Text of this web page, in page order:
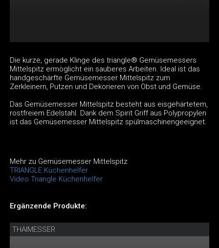
Die kurze, gerade Klinge des triangle® Gemüsemessers
Mittelspitz ermöglicht ein sauberes Arbeiten. Ideal ist das
handgeschärfte Gemüsemesser Mittelspitz zum
Zerkleinern, Putzen und Dekorieren von Obst und Gemüse.
Das Gemüsemesser Mittelspitz besteht aus eisgehärtetem,
rostfreiem Edelstahl. Dank dem Spirit Griff aus Polypropylen
ist das Gemüsemesser Mittelspitz spülmaschinengeeignet.
Mehr zu Gemüsemesser Mittelspitz
TRIANGLE Küchenhelfer
Video Triangle Küchenhelfer
Ergänzende Produkte:
THAIMESSER